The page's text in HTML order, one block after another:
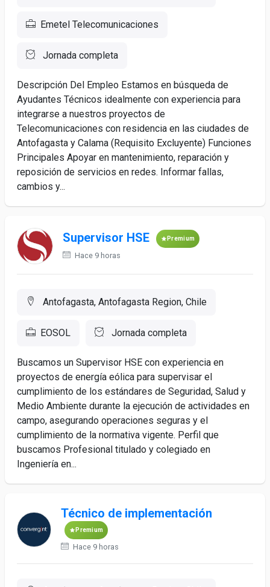
Emetel Telecomunicaciones
Jornada completa
Descripción Del Empleo Estamos en búsqueda de
Ayudantes Técnicos idealmente con experiencia para
integrarse a nuestros proyectos de
Telecomunicaciones con residencia en las ciudades de
Antofagasta y Calama (Requisito Excluyente) Funciones
Principales Apoyar en mantenimiento, reparación y
reposición de servicios en redes. Informar fallas,
cambios y...
Supervisor HSE Premium
Hace 9 horas
Antofagasta, Antofagasta Region, Chile
EOSOL Jornada completa
Buscamos un Supervisor HSE con experiencia en
proyectos de energía eólica para supervisar el
cumplimiento de los estándares de Seguridad, Salud y
Medio Ambiente durante la ejecución de actividades en
campo, asegurando operaciones seguras y el
cumplimiento de la normativa vigente. Perfil que
buscamos Profesional titulado y colegiado en
Ingeniería en...
Técnico de implementación
Premium
Hace 9 horas